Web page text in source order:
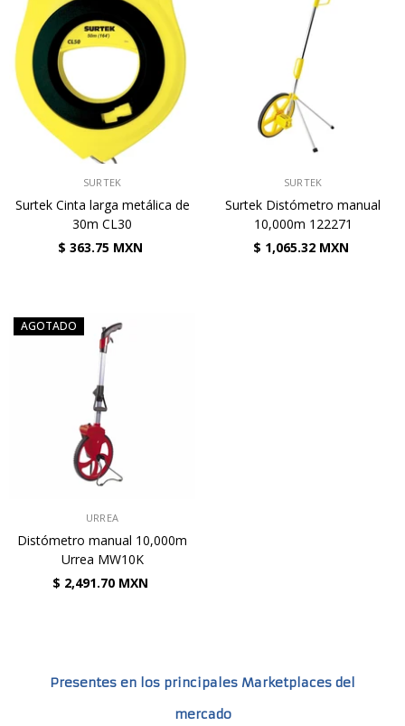
SURTEK
Surtek Cinta larga metálica de
30m CL30
$ 363.75 MXN
SURTEK
Surtek Distómetro manual
10,000m 122271
$ 1,065.32 MXN
AGOTADO
URREA
Distómetro manual 10,000m
Urrea MW10K
$ 2,491.70 MXN
Presentes en los principales Marketplaces del
mercado